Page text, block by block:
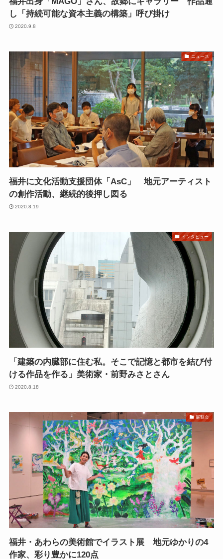
し「持続可能な資本主義の構築」呼び掛け
2020.9.8
ニュース
福井に文化活動支援団体「AsC」 地元アーティスト
の創作活動、継続的後押し図る
2020.8.19
インタビュー
「建築の内臓部に住む私。そこで記憶と都市を結び付
ける作品を作る」美術家・前野みさとさん
2020.8.18
展覧会
福井・あわらの美術館でイラスト展 地元ゆかりの4
作家、彩り豊かに120点